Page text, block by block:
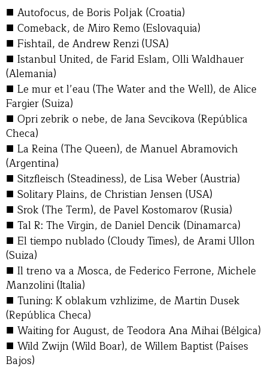
■ Autofocus, de Boris Poljak (Croatia)
■ Comeback, de Miro Remo (Eslovaquia)
■ Fishtail, de Andrew Renzi (USA)
■ Istanbul United, de Farid Eslam, Olli Waldhauer
(Alemania)
■ Le mur et l’eau (The Water and the Well), de Alice
Fargier (Suiza)
■ Opri zebrik o nebe, de Jana Sevcikova (República
Checa)
■ La Reina (The Queen), de Manuel Abramovich
(Argentina)
■ Sitzfleisch (Steadiness), de Lisa Weber (Austria)
■ Solitary Plains, de Christian Jensen (USA)
■ Srok (The Term), de Pavel Kostomarov (Rusia)
■ Tal R: The Virgin, de Daniel Dencik (Dinamarca)
■ El tiempo nublado (Cloudy Times), de Arami Ullon
(Suiza)
■ Il treno va a Mosca, de Federico Ferrone, Michele
Manzolini (Italia)
■ Tuning: K oblakum vzhlizime, de Martin Dusek
(República Checa)
■ Waiting for August, de Teodora Ana Mihai (Bélgica)
■ Wild Zwijn (Wild Boar), de Willem Baptist (Países
Bajos)